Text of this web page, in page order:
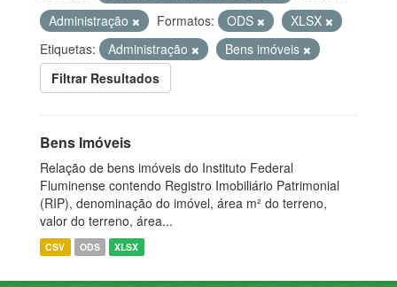
Administração
Formatos: ODS
XLSX
Etiquetas:
Administração
Bens imóveis
Filtrar Resultados
Bens Imóveis
Relação de bens imóveis do Instituto Federal
Fluminense contendo Registro Imobiliário Patrimonial
(RIP), denominação do imóvel, área m² do terreno,
valor do terreno, área...
CSV ODS XLSX